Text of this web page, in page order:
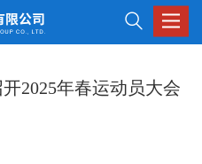
Toggle
2025年春运动员大会